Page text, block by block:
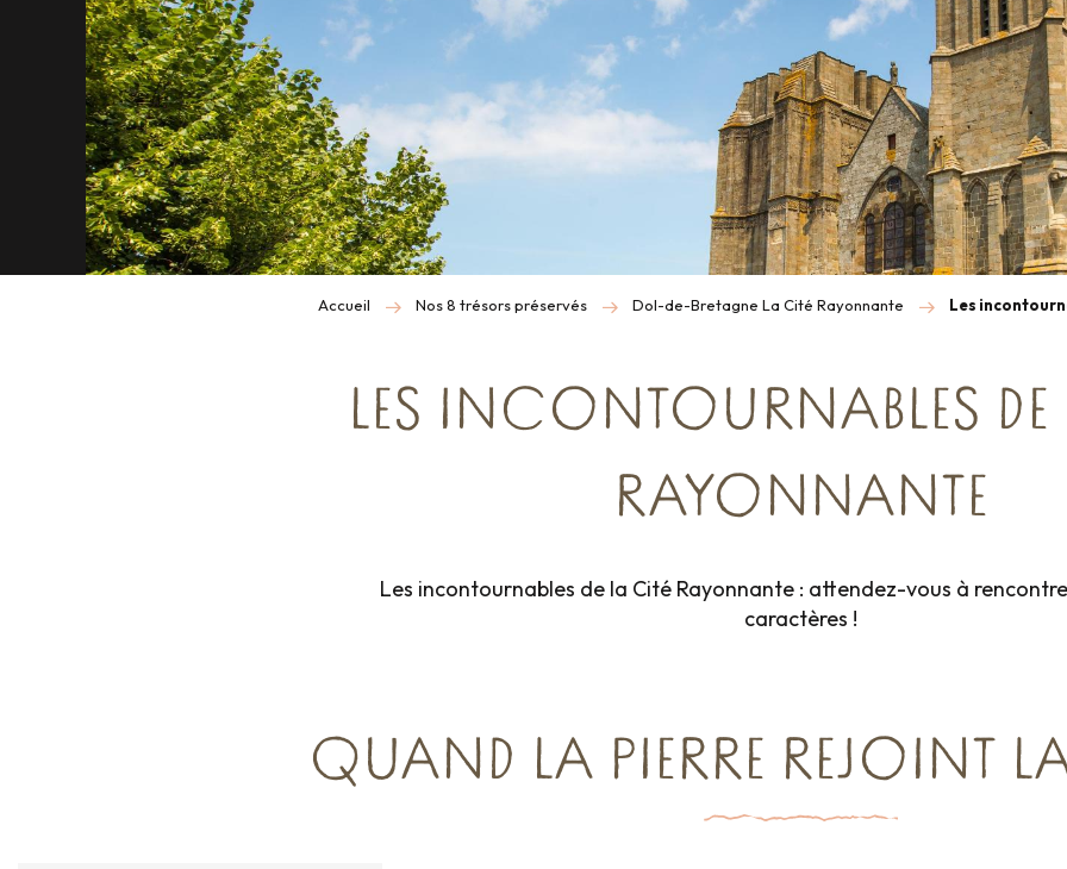
Accueil Nos 8 trésors préservés Dol-de-Bretagne La Cité Rayonnante Les
LES INCONTOURNABLES DE
RAYONNANTE
Les incontournables de la Cité Rayonnante : attendez-vous à
caractères !
QUAND LA PIERRE REJOINT